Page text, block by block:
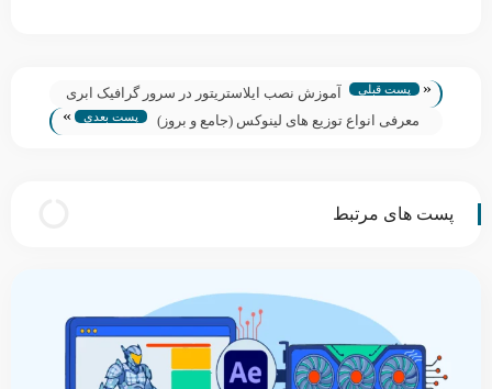
« پست قبلی
آموزش نصب ایلاستریتور در سرور گرافیک ابری
معرفی انواع توزیع های لینوکس (جامع و بروز)
پست بعدی »
پست های مرتبط